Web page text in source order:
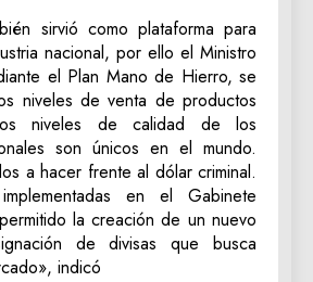
sirvió como plataforma para
nacional, por ello el Ministro
el Plan Mano de Hierro, se
niveles de venta de productos
niveles de calidad de los
son únicos en el mundo.
a hacer frente al dólar criminal.
en el Gabinete
la creación de un nuevo
de divisas que busca
indicó